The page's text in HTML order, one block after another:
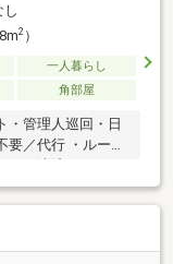
し
2）
一人暮らし
角部屋
・管理人巡回・日
要／代行 ・ルーム